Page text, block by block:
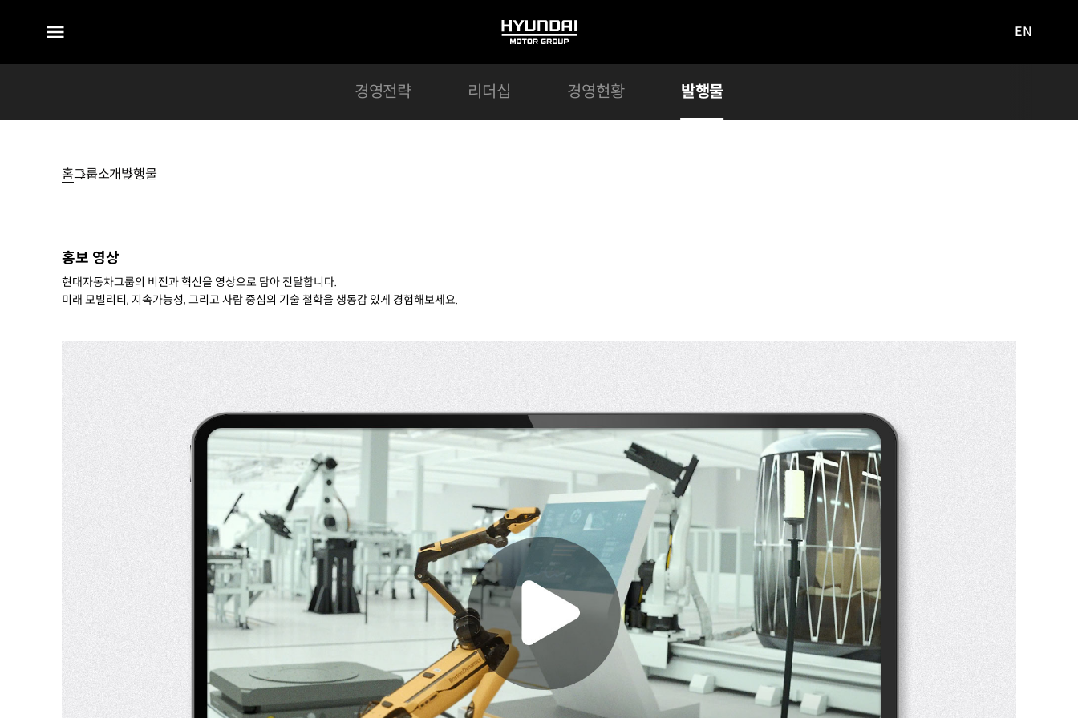
전체
HYUNDAI
MOTOR
GROUP
사이트로
EN
경영전략 리더십 경영현황 발행물
홈그룹소개발행물
발행물
홍보 영상
현대자동차그룹의 비전과 혁신을 영상으로 담아 전달합니다.
미래 모빌리티, 지속가능성, 그리고 사람 중심의 기술 철학을 생동감 있게 경험해보세요.